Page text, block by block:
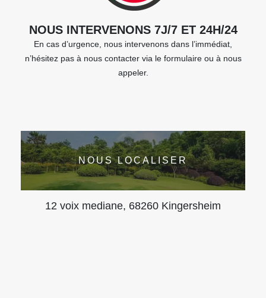
NOUS INTERVENONS 7J/7 ET 24H/24
En cas d’urgence, nous intervenons dans l’immédiat,
n’hésitez pas à nous contacter via le formulaire ou à nous
appeler.
NOUS LOCALISER
12 voix mediane, 68260 Kingersheim